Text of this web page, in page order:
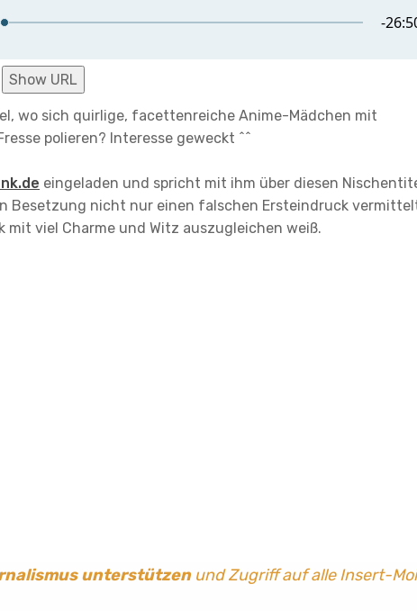
Show URL
wo sich quirlige, facettenreiche Anime-Mädchen mit
polieren? Interesse geweckt ^^
eingeladen und spricht mit ihm über diesen
Besetzung nicht nur einen falschen Ersteindruck
mit viel Charme und Witz auszugleichen weiß.
unterstützenund Zugriff auf alle Insert-